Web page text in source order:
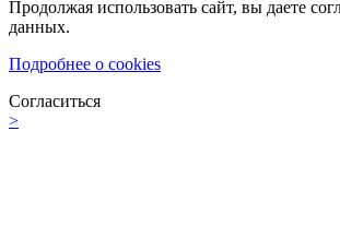
Продолжая использовать сайт, вы даете
данных.
Подробнее о cookies
Согласиться
>